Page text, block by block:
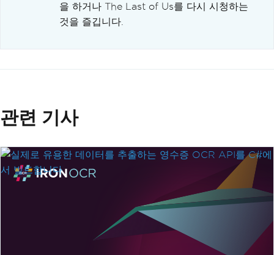
을 하거나 The Last of Us를 다시 시청하는
것을 즐깁니다.
관련 기사